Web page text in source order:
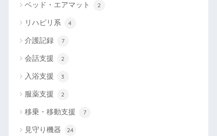
ベッド・エアマット 2
リハビリ系 4
介護記録 7
会話支援 2
入浴支援 3
服薬支援 2
移乗・移動支援 7
見守り機器 24